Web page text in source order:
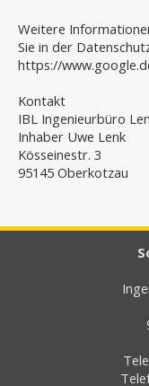
Weitere
Sie in der
https://
Kontakt
IBL Ingenieurbüro
Inhaber Uwe Lenk
Kösseinestr. 3
95145 Oberkotzau